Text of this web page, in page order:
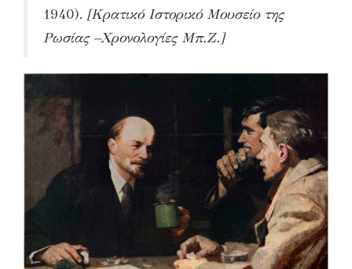
1940). [Κρατικό Ιστορικό Μουσείο της
Ρωσίας –Χρονολογίες Μπ.Ζ.]